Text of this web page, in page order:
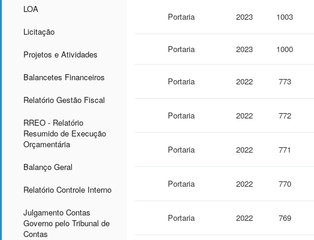
LOA
Licitação
Projetos e Atividades
Balancetes Financeiros
Relatório Gestão Fiscal
RREO - Relatório
Resumido de Execução
Orçamentária
Balanço Geral
Relatório Controle Interno
Julgamento Contas
Governo pelo Tribunal de
Contas
Portaria 2023 1003
Portaria 2023 1000
Portaria 2022 773
Portaria 2022 772
Portaria 2022 771
Portaria 2022 770
Portaria 2022 769